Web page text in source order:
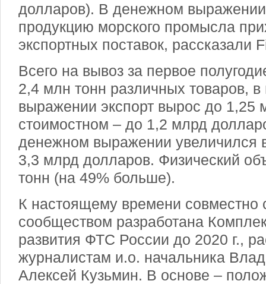
долларов). В денежном
продукцию морского промысла
экспортных поставок, рассказали
Всего на вывоз за первое
2,4 млн тонн различных товаров, в
выражении экспорт вырос до 1,25
стоимостном – до 1,2 млрд
денежном выражении увеличился
3,3 млрд долларов. Физический
тонн (на 49% больше).
К настоящему времени совместно
сообществом разработана
развития ФТС России до 2020 г.,
журналистам и.о. начальника
Алексей Кузьмин. В основе –